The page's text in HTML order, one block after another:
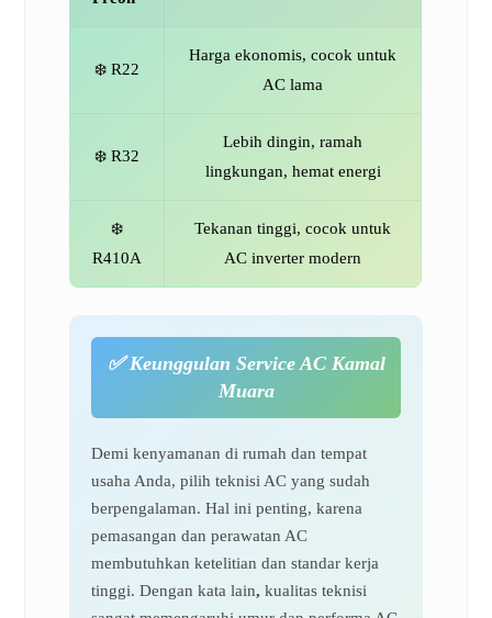
❄️ R22
Harga ekonomis, cocok untuk
AC lama
❄️ R32
Lebih dingin, ramah
lingkungan, hemat energi
❄️
R410A
Tekanan tinggi, cocok untuk
AC inverter modern
✅Keunggulan Service AC Kamal
Muara
Demi kenyamanan di rumah dan tempat
usaha Anda, pilih teknisi AC yang sudah
berpengalaman. Hal ini penting, karena
pemasangan dan perawatan AC
membutuhkan ketelitian dan standar kerja
tinggi. Dengan kata lain, kualitas teknisi